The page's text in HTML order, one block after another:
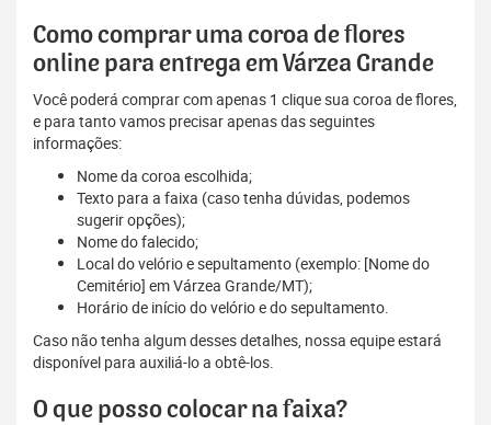
Como comprar uma coroa de flores
online para entrega em Várzea Grande
Você poderá comprar com apenas 1 clique sua coroa de flores,
e para tanto vamos precisar apenas das seguintes
informações:
Nome da coroa escolhida;
Texto para a faixa (caso tenha dúvidas, podemos
sugerir opções);
Nome do falecido;
Local do velório e sepultamento (exemplo: [Nome do
Cemitério] em Várzea Grande/MT);
Horário de início do velório e do sepultamento.
Caso não tenha algum desses detalhes, nossa equipe estará
disponível para auxiliá-lo a obtê-los.
O que posso colocar na faixa?